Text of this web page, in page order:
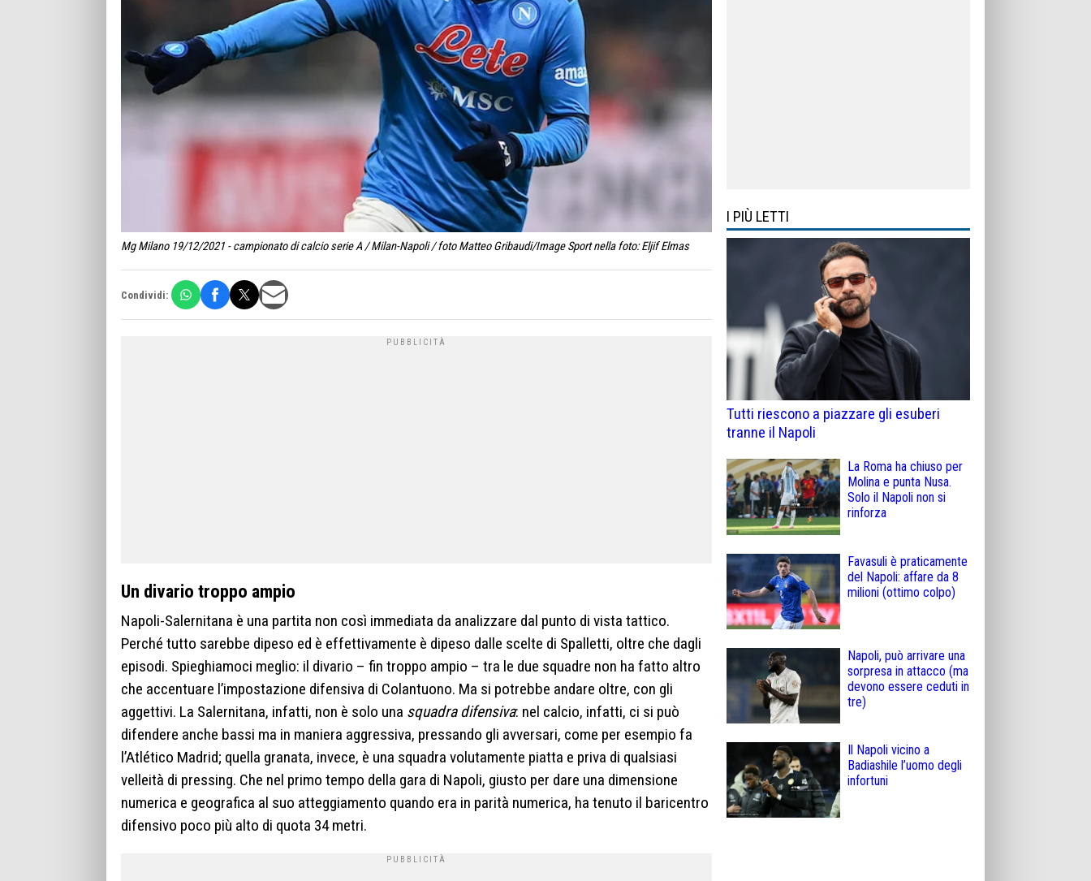
Mg Milano 19/12/2021 - campionato di calcio serie A / Milan-Napoli / foto Matteo Gribaudi/Image Sport nella foto: Eljif Elmas
Condividi:
Un divario troppo ampio
Napoli-Salernitana è una partita non così immediata da analizzare dal punto di vista tattico.
Perché tutto sarebbe dipeso ed è effettivamente è dipeso dalle scelte di Spalletti, oltre che dagli
episodi. Spieghiamoci meglio: il divario – fin troppo ampio – tra le due squadre non ha fatto altro
che accentuare l’impostazione difensiva di Colantuono. Ma si potrebbe andare oltre, con gli
aggettivi. La Salernitana, infatti, non è solo una squadra difensiva: nel calcio, infatti, ci si può
difendere anche bassi ma in maniera aggressiva, pressando gli avversari, come per esempio fa
l’Atlético Madrid; quella granata, invece, è una squadra volutamente piatta e priva di qualsiasi
velleità di pressing. Che nel primo tempo della gara di Napoli, giusto per dare una dimensione
numerica e geografica al suo atteggiamento quando era in parità numerica, ha tenuto il baricentro
difensivo poco più alto di quota 34 metri.
I PIÙ LETTI
Tutti riescono a piazzare gli esuberi
tranne il Napoli
La Roma ha chiuso per
Molina e punta Nusa.
Solo il Napoli non si
rinforza
Favasuli è praticamente
del Napoli: affare da 8
milioni (ottimo colpo)
Napoli, può arrivare una
sorpresa in attacco (ma
devono essere ceduti in
tre)
Il Napoli vicino a
Badiashile l’uomo degli
infortuni